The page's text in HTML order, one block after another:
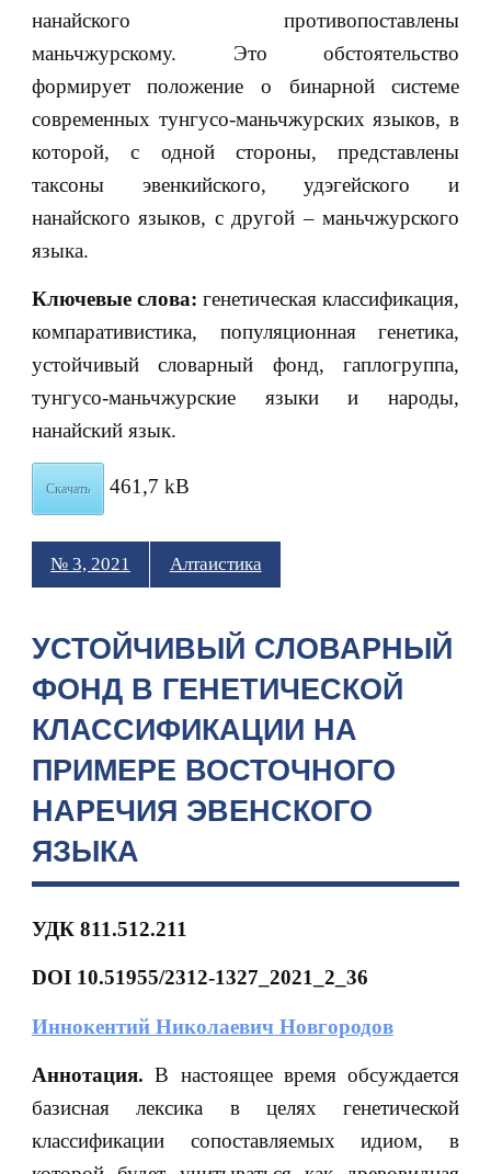
нанайского противопоставлены
маньчжурскому. Это обстоятельство
формирует положение о бинарной системе
современных тунгусо-маньчжурских языков, в
которой, с одной стороны, представлены
таксоны эвенкийского, удэгейского и
нанайского языков, с другой – маньчжурского
языка.
Ключевые слова:генетическая классификация,
компаративистика, популяционная генетика,
устойчивый словарный фонд, гаплогруппа,
тунгусо-маньчжурские языки и народы,
нанайский язык.
Скачать 461,7 kB
№ 3, 2021 Алтаистика
УСТОЙЧИВЫЙ СЛОВАРНЫЙ
ФОНД В ГЕНЕТИЧЕСКОЙ
КЛАССИФИКАЦИИ НА
ПРИМЕРЕ ВОСТОЧНОГО
НАРЕЧИЯ ЭВЕНСКОГО
ЯЗЫКА
УДК 811.512.211
DOI 10.51955/2312-1327_2021_2_36
Иннокентий Николаевич Новгородов
Аннотация. В настоящее время обсуждается
базисная лексика в целях генетической
классификации сопоставляемых идиом, в